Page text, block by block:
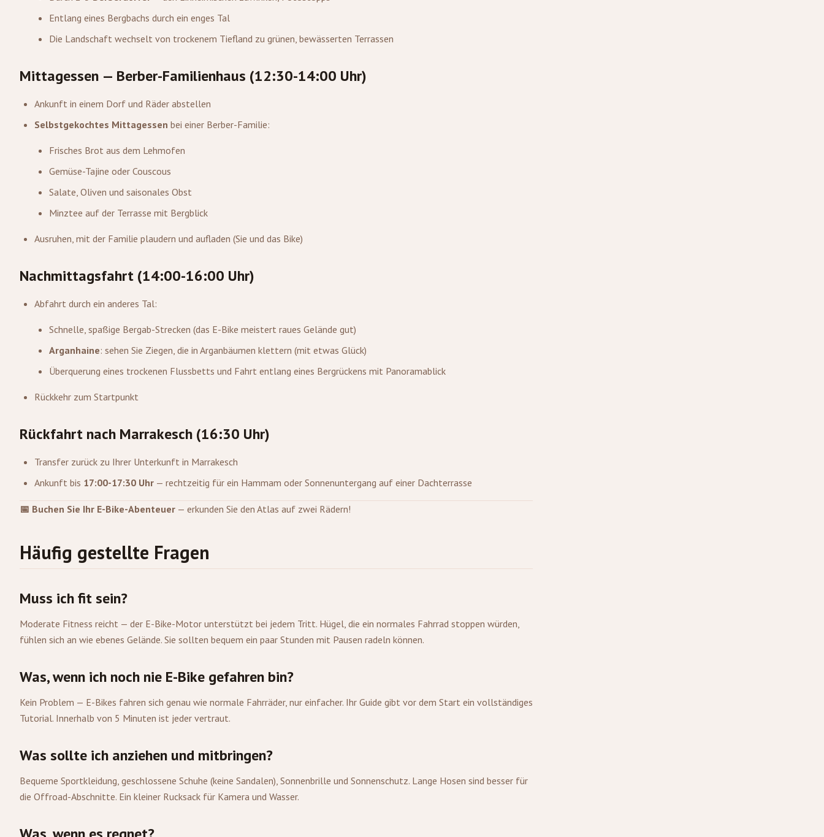
Entlang eines Bergbachs durch ein enges Tal
Die Landschaft wechselt von trockenem Tiefland zu grünen, bewässerten Terrassen
Mittagessen — Berber-Familienhaus (12:30-14:00 Uhr)
Ankunft in einem Dorf und Räder abstellen
Selbstgekochtes Mittagessen bei einer Berber-Familie:
Frisches Brot aus dem Lehmofen
Gemüse-Tajine oder Couscous
Salate, Oliven und saisonales Obst
Minztee auf der Terrasse mit Bergblick
Ausruhen, mit der Familie plaudern und aufladen (Sie und das Bike)
Nachmittagsfahrt (14:00-16:00 Uhr)
Abfahrt durch ein anderes Tal:
Schnelle, spaßige Bergab-Strecken (das E-Bike meistert raues Gelände gut)
Arganhaine: sehen Sie Ziegen, die in Arganbäumen klettern (mit etwas Glück)
Überquerung eines trockenen Flussbetts und Fahrt entlang eines Bergrückens mit Panoramablick
Rückkehr zum Startpunkt
Rückfahrt nach Marrakesch (16:30 Uhr)
Transfer zurück zu Ihrer Unterkunft in Marrakesch
Ankunft bis 17:00-17:30 Uhr — rechtzeitig für ein Hammam oder Sonnenuntergang auf einer Dachterrasse
📅 Buchen Sie Ihr E-Bike-Abenteuer — erkunden Sie den Atlas auf zwei Rädern!
Häufig gestellte Fragen
Muss ich fit sein?
Moderate Fitness reicht — der E-Bike-Motor unterstützt bei jedem Tritt. Hügel, die ein normales Fahrrad stoppen würden,
fühlen sich an wie ebenes Gelände. Sie sollten bequem ein paar Stunden mit Pausen radeln können.
Was, wenn ich noch nie E-Bike gefahren bin?
Kein Problem — E-Bikes fahren sich genau wie normale Fahrräder, nur einfacher. Ihr Guide gibt vor dem Start ein vollständiges
Tutorial. Innerhalb von 5 Minuten ist jeder vertraut.
Was sollte ich anziehen und mitbringen?
Bequeme Sportkleidung, geschlossene Schuhe (keine Sandalen), Sonnenbrille und Sonnenschutz. Lange Hosen sind besser für
die Offroad-Abschnitte. Ein kleiner Rucksack für Kamera und Wasser.